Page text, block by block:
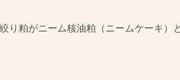
粕がニーム核油粕（ニームケーキ）